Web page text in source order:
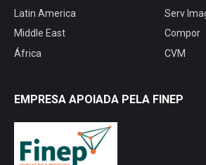
Latin America
Middle East
África
Serv
Compor
CVM
EMPRESA APOIADA PELA FINEP